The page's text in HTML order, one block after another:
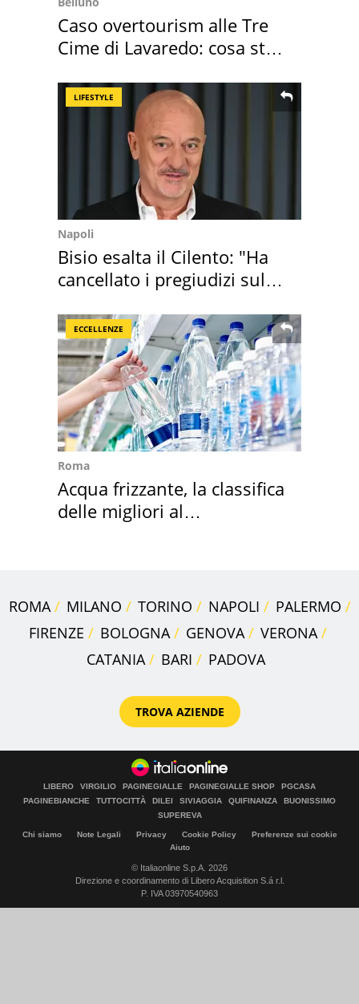
Caso overtourism alle Tre
Cime di Lavaredo: cosa sta
LIFESTYLE
Napoli
Bisio esalta il Cilento: "Ha
cancellato i pregiudizi sul
ECCELLENZE
Roma
Acqua frizzante, la classifica
delle migliori al
ROMA MILANO TORINO NAPOLI
PALERMO
FIRENZE
BOLOGNA GENOVA
VERONA
CATANIA
BARI PADOVA
TROVA AZIENDE
LIBERO VIRGILIO PAGINEGIALLE PAGINEGIALLE SHOP
PGCASA
PAGINEBIANCHE
TUTTOCITTÀ DILEI SIVIAGGIA QUIFINANZA
BUONISSIMO
SUPEREVA
Chi siamo Note Legali Privacy Cookie Policy
Preferenze sui cookie
Aiuto
© Italiaonline S.p.A. 2026
Direzione e coordinamento di Libero Acquisition S.á r.l.
P. IVA 03970540963